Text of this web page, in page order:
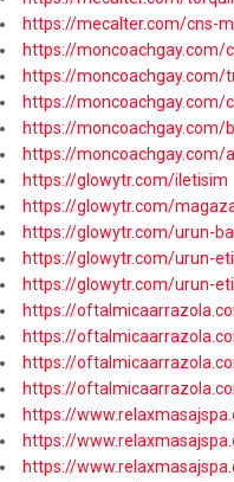
https://mecalter.com/cns-
https://moncoachgay.com/
https://moncoachgay.com/
https://moncoachgay.com/
https://moncoachgay.com/
https://moncoachgay.com/
https://glowytr.com/iletisim
https://glowytr.com/
https://glowytr.com/urun-
https://glowytr.com/urun-
https://glowytr.com/urun-
https://
https://
https://
https://
https://
https://
https://